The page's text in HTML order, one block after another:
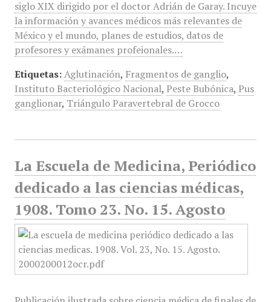
siglo XIX dirigido por el doctor Adrián de Garay. Incuye
la información y avances médicos más relevantes de
México y el mundo, planes de estudios, datos de
profesores y exámanes profeionales.…
Etiquetas: Aglutinación, Fragmentos de ganglio,
Instituto Bacteriológico Nacional, Peste Bubónica, Pus
ganglionar, Triángulo Paravertebral de Grocco
La Escuela de Medicina, Periódico
dedicado a las ciencias médicas,
1908. Tomo 23. No. 15. Agosto